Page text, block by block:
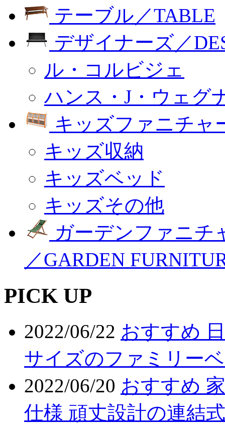
テーブル／TABLE
デザイナーズ／
ル・コルビジェ
ハンス・J・ウェグ
キッズファニチャ
キッズ収納
キッズベッド
キッズその他
ガーデンファニチ
／GARDEN
PICK UP
2022/06/22 おすすめ
サイズのファミリー
2022/06/20 おすすめ
仕様 頑丈設計の連結